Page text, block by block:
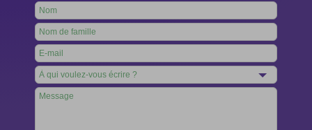
Leave
this
field
blank